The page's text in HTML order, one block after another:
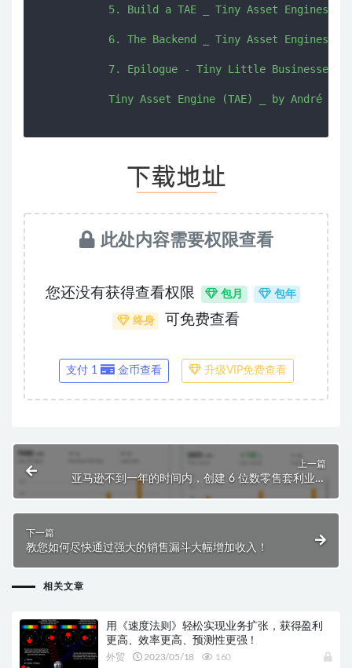
5. Build a TAE _ Tiny Asset
6. The Backend _ Tiny Asset
7. Epilogue - Tiny Little Businesses
此处内容需要权限查看
您还没有获得查看权限 包月 包年
终身 可免费查看
支付 1 金币查看 升级VIP免费查看
上一篇
亚马逊不到一年的时间内，创建 6 位数零售套利业务
的过程中学到的一切，分享给你！
下一篇
教您如何尽快通过强大的销售漏斗大幅增加收入！
相关文章
用《速度法则》轻松实现业务扩张，获得盈利
更高、效率更高、预测性更强！
外贸 2023/05/18 160